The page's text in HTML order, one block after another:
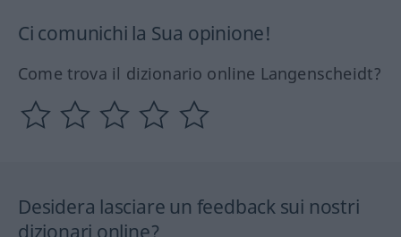
Ci comunichi la Sua opinione!
Come trova il dizionario online Langenscheidt?
Desidera lasciare un feedback sui nostri
dizionari online?